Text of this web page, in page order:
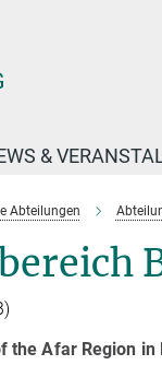
&
Abteilungen
the Afar Region in